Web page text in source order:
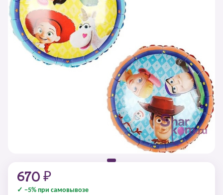
670 ₽
✓ −5% при самовывозе